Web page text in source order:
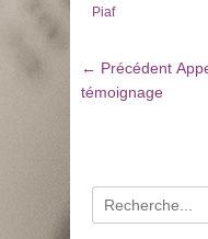
Piaf
Navigation
de
← Précédent
témoignage
Recherche
pour